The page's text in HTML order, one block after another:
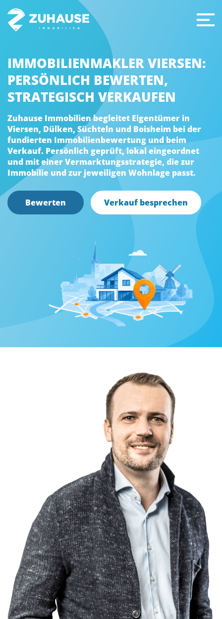
IMMOBILIENMAKLER VIERSEN:
PERSÖNLICH BEWERTEN,
STRATEGISCH VERKAUFEN
Zuhause Immobilien begleitet Eigentümer in
Viersen, Dülken, Süchteln und Boisheim bei der
fundierten Immobilienbewertung und beim
Verkauf. Persönlich geprüft, lokal eingeordnet
und mit einer Vermarktungsstrategie, die zur
Immobilie und zur jeweiligen Wohnlage passt.
Bewerten Verkauf besprechen